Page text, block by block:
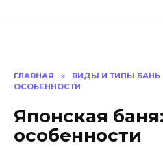
ГЛАВНАЯ » ВИДЫ И ТИПЫ БАНЬ
ОСОБЕННОСТИ
Японская
особенности